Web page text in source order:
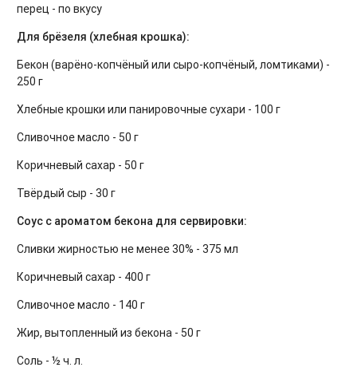
перец - по вкусу
Для брёзеля (хлебная крошка):
Бекон (варёно-копчёный или сыро-копчёный, ломтиками) -
250 г
Хлебные крошки или панировочные сухари - 100 г
Сливочное масло - 50 г
Коричневый сахар - 50 г
Твёрдый сыр - 30 г
Соус с ароматом бекона для сервировки:
Сливки жирностью не менее 30% - 375 мл
Коричневый сахар - 400 г
Сливочное масло - 140 г
Жир, вытопленный из бекона - 50 г
Соль - ½ ч. л.